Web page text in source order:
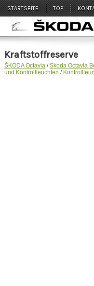
STARTSEITE TOP
Kraftstoffreserve
ŠKODA Octavia/Skoda Octavia
und Kontrollleuchten /